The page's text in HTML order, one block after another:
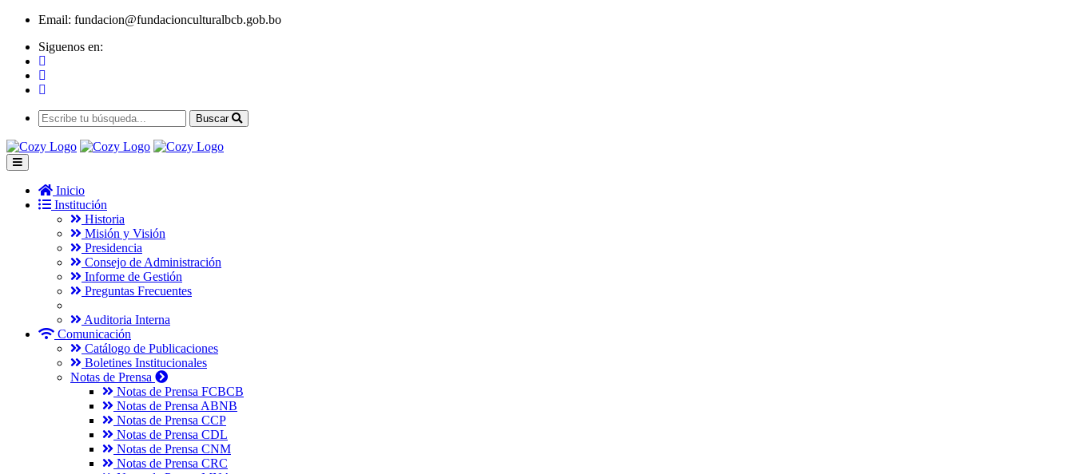
Email: fundacion@fundacionculturalbcb.gob.bo
Siguenos en:
Buscar
Inicio
Institución
Historia
Misión y Visión
Presidencia
Consejo de Administración
Informe de Gestión
Preguntas Frecuentes
Auditoria Interna
Comunicación
Catálogo de Publicaciones
Boletines Institucionales
Notas de Prensa
Notas de Prensa FCBCB
Notas de Prensa ABNB
Notas de Prensa CCP
Notas de Prensa CDL
Notas de Prensa CNM
Notas de Prensa CRC